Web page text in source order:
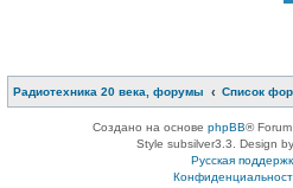
Радиотехника 20 века, форумы Список
Создано на основе phpBB®
Style subsilver3.3. Design by
Русская